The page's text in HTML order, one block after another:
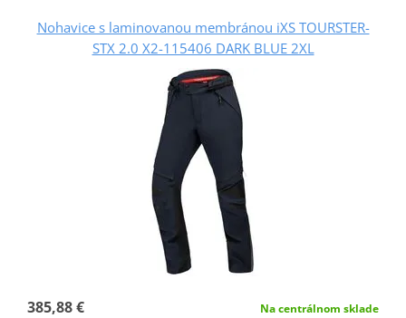
Nohavice s laminovanou membránou iXS TOURSTER-
STX 2.0 X2-115406 DARK BLUE 2XL
385,88 € Na centrálnom sklade